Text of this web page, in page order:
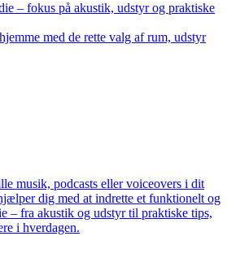
– fokus på akustik, udstyr og praktiske
med de rette valg af rum, udstyr
musik, podcasts eller voiceovers i dit
dig med at indrette et funktionelt og
– fra akustik og udstyr til praktiske tips,
i hverdagen.